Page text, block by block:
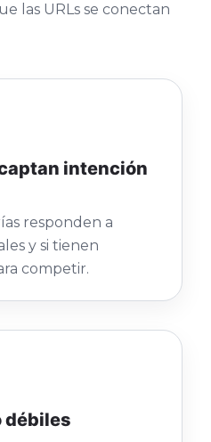
las URLs se conectan
intención
responden a
y si tienen
competir.
débiles